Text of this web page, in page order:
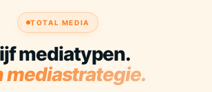
TOTAL MEDIA
mediatypen.
mediastrategie.